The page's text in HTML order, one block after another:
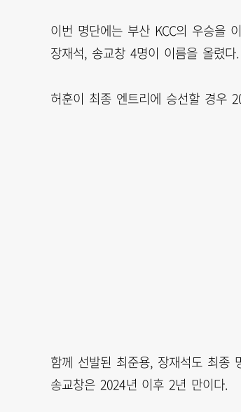
이번 명단에는 부산 KCC의 우승을
장재석, 송교창 4명이 이름을 올렸다.
허훈이 최종 엔트리에 승선할 경우
함께 선발된 최준용, 장재석도 최종
송교창은 2024년 이후 2년 만이다.